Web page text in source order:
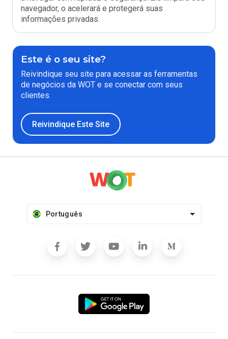
navegador, o acelerará e protegerá suas
informações privadas.
Este é o seu site?
Reivindique seu site para acessar as ferramentas
de negócios da WOT e se conectar com seus
clientes.
Reivindique Este Site
Português